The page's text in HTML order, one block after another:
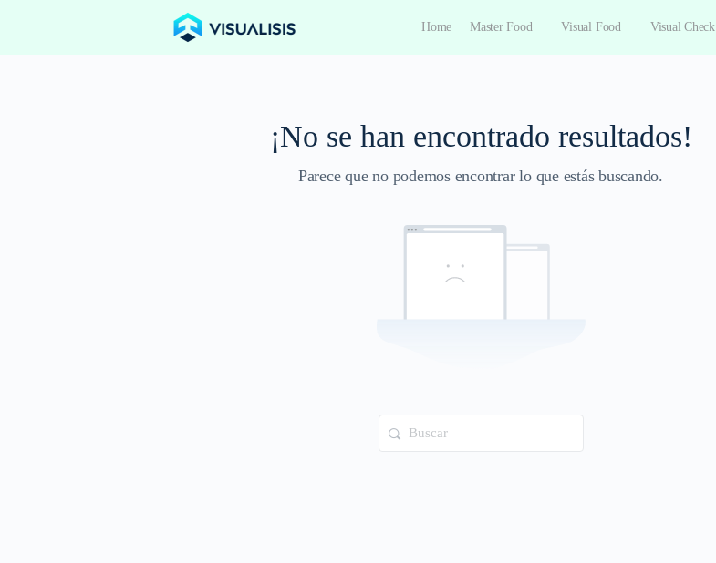
Home Master Food Visual Food Visual Check
¡No se han encontrado resultados!
Parece que no podemos encontrar lo que estás buscando.